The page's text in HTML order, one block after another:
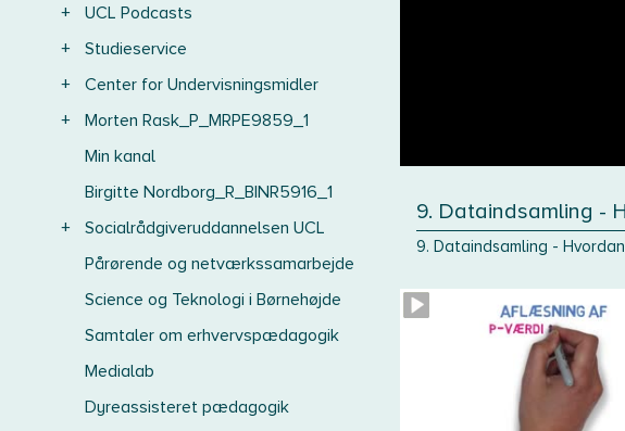
+
UCL Podcasts
+
Studieservice
+
Center for Undervisningsmidler
+
Morten Rask_P_MRPE9859_1
Min kanal
Birgitte Nordborg_R_BINR5916_1
+
Socialrådgiveruddannelsen UCL
Pårørende og netværkssamarbejde
Science og Teknologi i Børnehøjde
Samtaler om erhvervspædagogik
Medialab
Dyreassisteret pædagogik
9. Dataindsamling -
9. Dataindsamling -